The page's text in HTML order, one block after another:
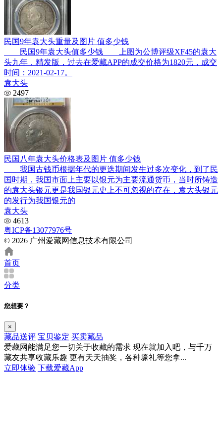
民国9年袁大头重量及图片 值多少钱
民国9年袁大头值多少钱 上图为公博评级XF45的袁大
头九年，精发版，过去在爱藏APP的成交价格为1820元，成交
时间：2021-02-17。
袁大头
2497
民国八年袁大头价格表及图片 值多少钱
我国古钱币根据年代的更迭期间发生过多次变化，到了民
国时期，我国市面上主要以银元为主要流通货币，当时所铸造
的袁大头银元更是我国银元史上不可忽视的存在，袁大头银元
的发行为我国银元的
袁大头
4613
粤ICP备13077976号
© 2026 广州爱藏网信息技术有限公司
首页
分类
您想要？
×
藏品送评 宝贝鉴定 买卖藏品
爱藏网能满足您一切关于收藏的需求 现在就加入吧，与千万
藏友共享收藏乐趣 更有天天抽奖，各种壕礼等您拿...
立即体验 下载爱藏App